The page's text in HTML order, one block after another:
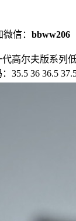
信： bbww206
代高尔夫版系
36 36.5